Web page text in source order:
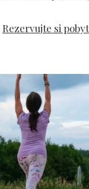
Rezervujte si pobyt